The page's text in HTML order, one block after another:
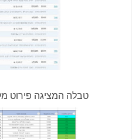
טבלה המציגה פירוט